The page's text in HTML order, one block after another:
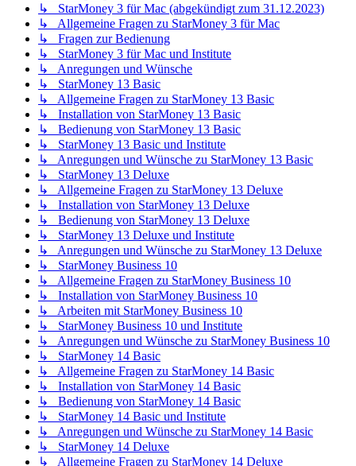
↳ StarMoney 3 für Mac (abgekündigt zum 31.12.2023)
↳ Allgemeine Fragen zu StarMoney 3 für Mac
↳ Fragen zur Bedienung
↳ StarMoney 3 für Mac und Institute
↳ Anregungen und Wünsche
↳ StarMoney 13 Basic
↳ Allgemeine Fragen zu StarMoney 13 Basic
↳ Installation von StarMoney 13 Basic
↳ Bedienung von StarMoney 13 Basic
↳ StarMoney 13 Basic und Institute
↳ Anregungen und Wünsche zu StarMoney 13 Basic
↳ StarMoney 13 Deluxe
↳ Allgemeine Fragen zu StarMoney 13 Deluxe
↳ Installation von StarMoney 13 Deluxe
↳ Bedienung von StarMoney 13 Deluxe
↳ StarMoney 13 Deluxe und Institute
↳ Anregungen und Wünsche zu StarMoney 13 Deluxe
↳ StarMoney Business 10
↳ Allgemeine Fragen zu StarMoney Business 10
↳ Installation von StarMoney Business 10
↳ Arbeiten mit StarMoney Business 10
↳ StarMoney Business 10 und Institute
↳ Anregungen und Wünsche zu StarMoney Business 10
↳ StarMoney 14 Basic
↳ Allgemeine Fragen zu StarMoney 14 Basic
↳ Installation von StarMoney 14 Basic
↳ Bedienung von StarMoney 14 Basic
↳ StarMoney 14 Basic und Institute
↳ Anregungen und Wünsche zu StarMoney 14 Basic
↳ StarMoney 14 Deluxe
↳ Allgemeine Fragen zu StarMoney 14 Deluxe